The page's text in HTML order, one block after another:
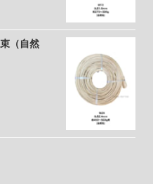
（自然